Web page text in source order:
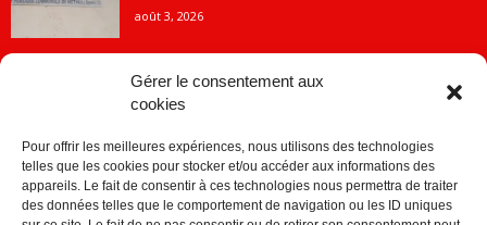
Gérer le consentement aux
cookies
Pour offrir les meilleures expériences, nous utilisons des technologies
telles que les cookies pour stocker et/ou accéder aux informations des
appareils. Le fait de consentir à ces technologies nous permettra de traiter
des données telles que le comportement de navigation ou les ID uniques
août 3, 2026
ACTUALITES
Economie 2091
1840